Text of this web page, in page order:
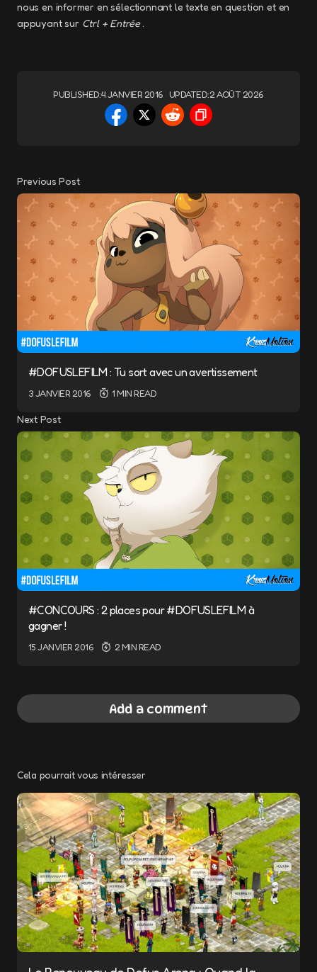
nous en informer en sélectionnant le texte en question et en
appuyant sur Ctrl + Entrée.
PUBLISHED:4 JANVIER 2016 UPDATED:2 AOÛT 2026
Previous Post
#DOFUSLEFILM : Tu sort avec un avertissement
3 JANVIER 2016 1 MIN READ
Next Post
#CONCOURS : 2 places pour #DOFUSLEFILM à
gagner !
15 JANVIER 2016 2 MIN READ
Add a comment
Votre adresse e-mail ne sera pas publiée.
Les champs obligatoires sont indiqués avec
*
Message*
Cela pourrait vous intéresser